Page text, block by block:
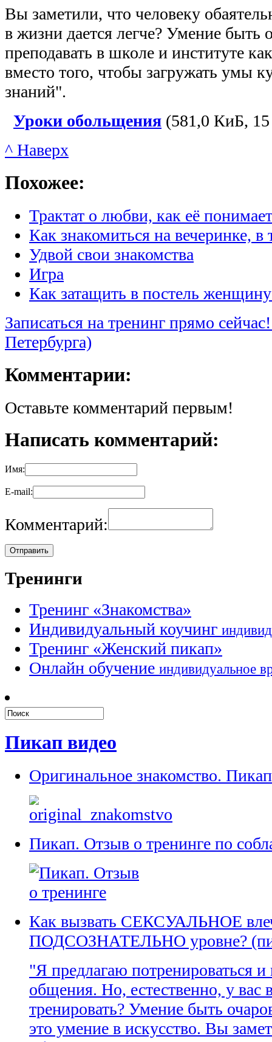
Вы заметили, что человеку
в жизни дается легче? Умение быть
преподавать в школе и институте
вместо того, чтобы загружать умы
знаний".
Уроки обольщения (581,0 КиБ,
^ Наверх
Похожее:
Трактат о любви, как её
Как знакомиться на вечеринке,
Удвой свои знакомства
Игра
Как затащить в постель
Записаться на тренинг прямо
Петербурга)
Комментарии:
Оставьте комментарий первым!
Написать комментарий:
Имя:
E-mail:
Комментарий:
Тренинги
Тренинг «Знакомства»
Индивидуальный коучинг
Тренинг «Женский пикап»
Онлайн обучение индивидуальное
Пикап видео
Оригинальное знакомство.
Пикап. Отзыв о тренинге по
Как вызвать СЕКСУАЛЬНОЕ
ПОДСОЗНАТЕЛЬНО уровне?
"Я предлагаю потренироваться и
общения. Но, естественно, у вас
тренировать? Умение быть
это умение в искусство. Вы